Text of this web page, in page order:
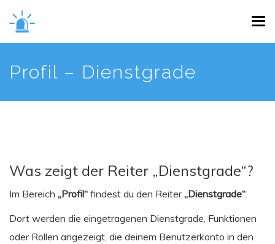
main
content
Profil – Dienstgrade
Was zeigt der Reiter „Dienstgrade“?
Im Bereich „Profil“ findest du den Reiter„Dienstgrade“.
Dort werden die eingetragenen Dienstgrade, Funktionen
oder Rollen angezeigt, die deinem Benutzerkonto in den